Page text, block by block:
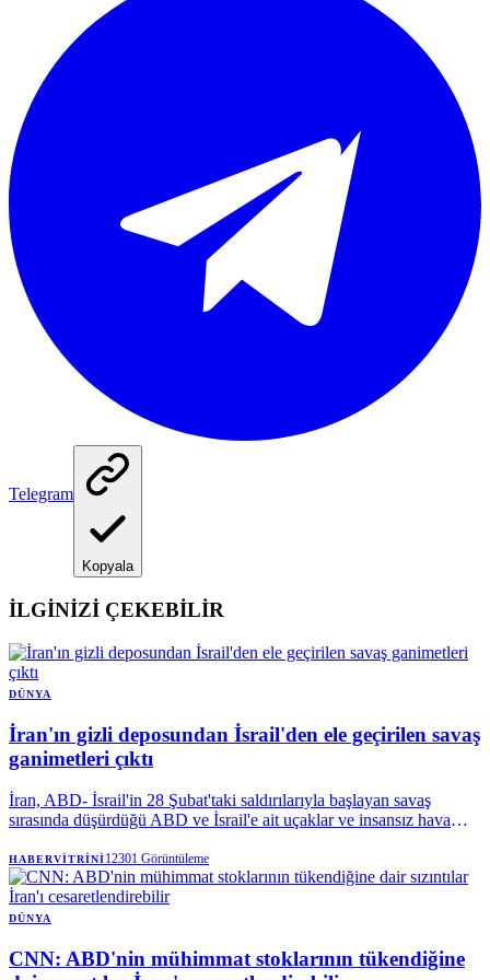
Telegram
Kopyala
İLGİNİZİ ÇEKEBİLİR
DÜNYA
İran'ın gizli deposundan İsrail'den ele geçirilen savaş
ganimetleri çıktı
İran, ABD- İsrail'in 28 Şubat'taki saldırılarıyla başlayan savaş
sırasında düşürdüğü ABD ve İsrail'e ait uçaklar ve insansız hava
HABERVITRINI12301 Görüntüleme
DÜNYA
CNN: ABD'nin mühimmat stoklarının tükendiğine